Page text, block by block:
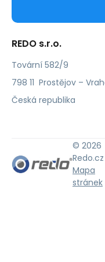
REDO s.r.o.
Tovární 582/9
798 11 Prostějov –
Česká republika
© 2026
Mapa
stránek